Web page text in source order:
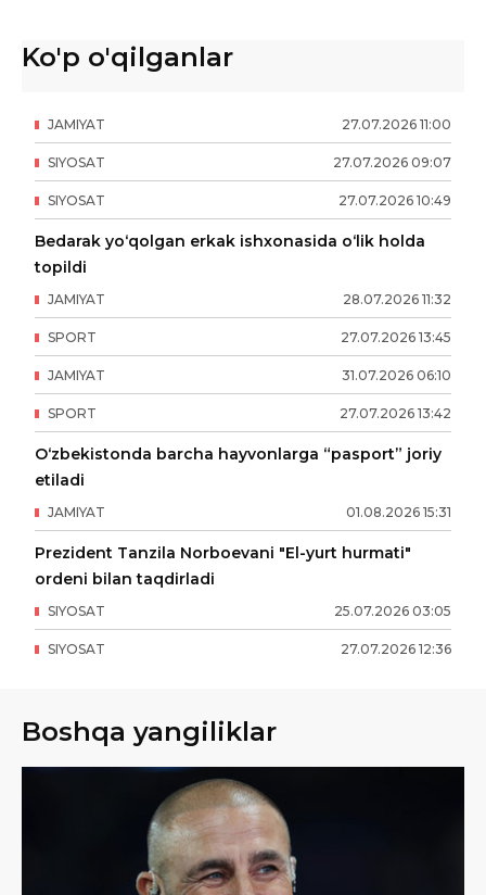
Ko'p o'qilganlar
27.07.2026 11:00
JAMIYAT
27.07.2026 09:07
SIYOSAT
27.07.2026 10:49
SIYOSAT
Bedarak yo‘qolgan erkak ishxonasida o‘lik holda
topildi
28.07.2026 11:32
JAMIYAT
27.07.2026 13:45
SPORT
31.07.2026 06:10
JAMIYAT
27.07.2026 13:42
SPORT
O‘zbekistonda barcha hayvonlarga “pasport” joriy
etiladi
01.08.2026 15:31
JAMIYAT
Prezident Tanzila Norboevani "El-yurt hurmati"
ordeni bilan taqdirladi
25.07.2026 03:05
SIYOSAT
27.07.2026 12:36
SIYOSAT
Boshqa yangiliklar